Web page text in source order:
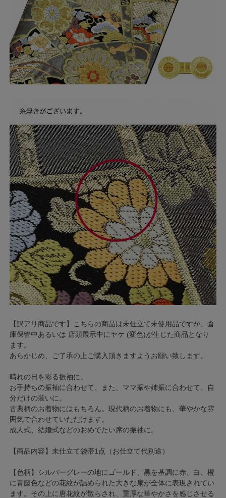
【訳アリ商品です】こちらの商品は未仕立て未使用品ですが、倉
庫保管中あるいは 店頭展示中にヤケ (変色)が生じた商品となり
ます。
あらかじめ、ご了承の上ご購入頂きますようお願い致します。
晴れの日を彩る振袖に。
お手持ちの振袖に合わせて、また、ママ振や姉振に合わせて、自
分だけの装いに。
古典柄のお着物にはもちろん。現代柄のお着物にも、華やかな雰
囲気で合わせていただけます。
成人式、結婚式などのおめでたい席の振袖に。
【商品内容】未仕立て袋帯1点（お仕立て代別途）
【色柄】シルバーグレーの地にゴールド、黒を基調に赤、白、橙
に青藤色などの花紋が詰められた大きな扇が全体に表現されてい
ます。その上に唐花紋が散らされ、重厚な華やかさを感じさせる